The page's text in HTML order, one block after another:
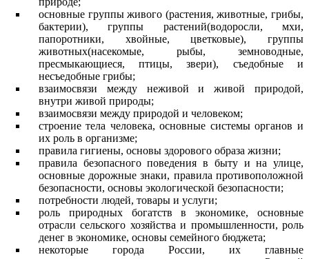
основные группы живого (растения, животные, грибы,
бактерии), группы растений(водоросли, мхи,
папоротники, хвойные, цветковые), группы
животных(насекомые, рыбы, земноводные,
пресмыкающиеся, птицы, звери), съедобные и
несъедобные грибы;
взаимосвязи между неживой и живой природой,
внутри живой природы;
взаимосвязи между природой и человеком;
строение тела человека, основные системы органов и
их роль в организме;
правила гигиены, основы здорового образа жизни;
правила безопасного поведения в быту и на улице,
основные дорожные знаки, правила противоположной
безопасности, основы экологической безопасности;
потребности людей, товары и услуги;
роль природных богатств в экономике, основные
отрасли сельского хозяйства и промышленности, роль
денег в экономике, основы семейного бюджета;
некоторые города России, их главные